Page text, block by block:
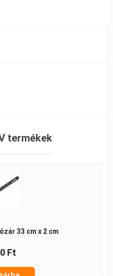
termékek
33 cm x 2 cm
Ft